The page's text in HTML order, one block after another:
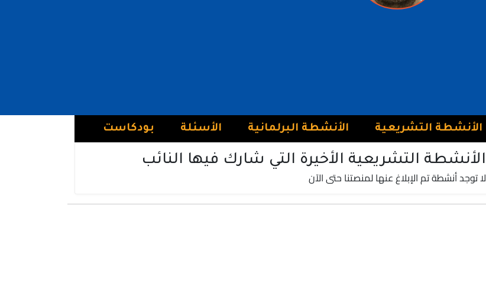
الأنشطة التشريعية الأنشطة البرلمانية الأسئلة بودكاست
الأنشطة التشريعية الأخيرة التي شارك فيها النائب
لا توجد أنشطة تم الإبلاغ عنها لمنصتنا حتى الآن